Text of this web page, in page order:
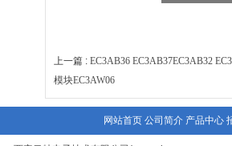
上一篇 : EC3AB36 EC3AB37EC3AB32
模块EC3AW06
网站首页 公司简介 产品中心